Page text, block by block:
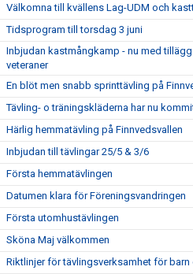
Välkomna till kvällens Lag-UDM och
Tidsprogram till torsdag 3 juni
Inbjudan kastmångkamp - nu med
veteraner
En blöt men snabb sprinttävling på
Tävling- o träningskläderna har nu
Härlig hemmatävling på Finnvedsvallen
Inbjudan till tävlingar 25/5 & 3/6
Första hemmatävlingen
Datumen klara för Föreningsvandringen
Första utomhustävlingen
Sköna Maj välkommen
Riktlinjer för tävlingsverksamhet för